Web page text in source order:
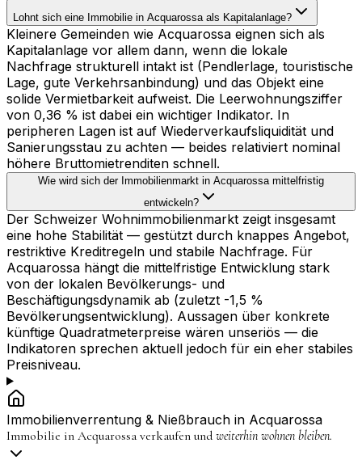
Lohnt sich eine Immobilie in Acquarossa als Kapitalanlage?
Kleinere Gemeinden wie Acquarossa eignen sich als
Kapitalanlage vor allem dann, wenn die lokale
Nachfrage strukturell intakt ist (Pendlerlage, touristische
Lage, gute Verkehrsanbindung) und das Objekt eine
solide Vermietbarkeit aufweist. Die Leerwohnungsziffer
von 0,36 % ist dabei ein wichtiger Indikator. In
peripheren Lagen ist auf Wiederverkaufsliquidität und
Sanierungsstau zu achten — beides relativiert nominal
höhere Bruttomietrenditen schnell.
Wie wird sich der Immobilienmarkt in Acquarossa mittelfristig
entwickeln?
Der Schweizer Wohnimmobilienmarkt zeigt insgesamt
eine hohe Stabilität — gestützt durch knappes Angebot,
restriktive Kreditregeln und stabile Nachfrage. Für
Acquarossa hängt die mittelfristige Entwicklung stark
von der lokalen Bevölkerungs- und
Beschäftigungsdynamik ab (zuletzt -1,5 %
Bevölkerungsentwicklung). Aussagen über konkrete
künftige Quadratmeterpreise wären unseriös — die
Indikatoren sprechen aktuell jedoch für ein eher stabiles
Preisniveau.
Immobilienverrentung & Nießbrauch in Acquarossa
Immobilie in Acquarossaverkaufen und weiterhin wohnen bleiben.